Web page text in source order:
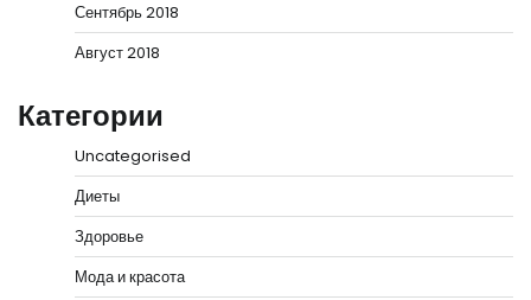
Сентябрь 2018
Август 2018
Категории
Uncategorised
Диеты
Здоровье
Мода и красота